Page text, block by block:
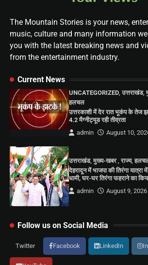
The Mountain Stories is your news,
music, culture and many information
you with the latest breaking news and
from the entertainment industry.
Current News
UNCATEGORIZED,उत्तराखंड,
हलचल
उत्तरकाशी में देर रात भूकंप के तेज
4.2 मैग्नीट्यूड रही तीव्रता
admin
August 10,
उत्तराखंड,मुख्य-खबर,राज्य,
देहरादून में भाजपा की तिरंगा यात्रा
धामी, घर-घर तिरंगा फहराने का
admin
August 9, 2026
Follow us on Social Media
Twitter Facebook LinkedIn